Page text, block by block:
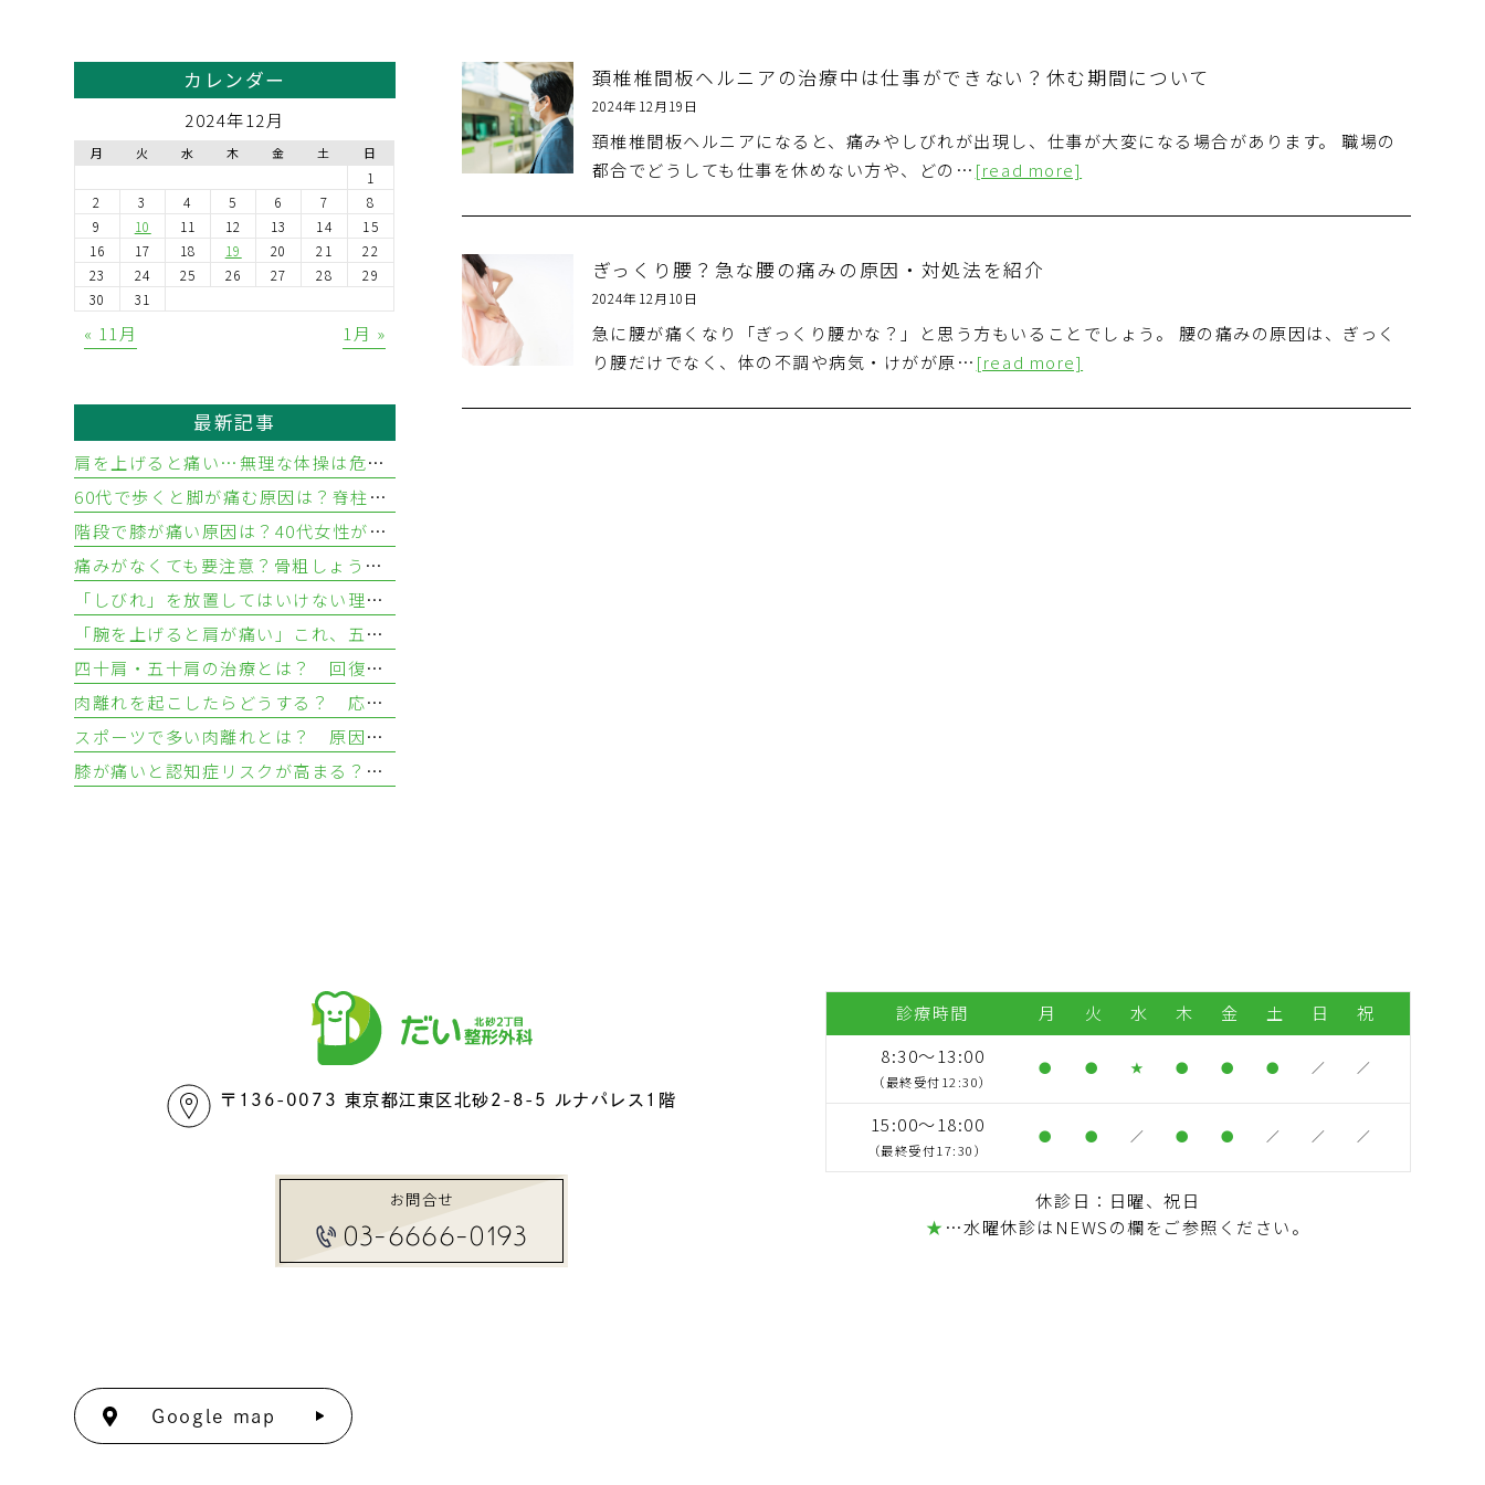
頚椎椎間板ヘルニアの治療中は仕事ができない？休む期間について
2024年12月19日
頚椎椎間板ヘルニアになると、痛みやしびれが出現し、仕事が大変になる場合があります。 職場の
都合でどうしても仕事を休めない方や、どの… [read more]
ぎっくり腰？急な腰の痛みの原因・対処法を紹介
2024年12月10日
急に腰が痛くなり「ぎっくり腰かな？」と思う方もいることでしょう。 腰の痛みの原因は、ぎっく
り腰だけでなく、体の不調や病気・けがが原… [read more]
カレンダー
2024年12月
月 火 水 木 金 土 日
1
2
3 4 5 6 7
8
9
10 11 12 13 14
15
16
17 18 19 20 21
22
23
24 25 26 27 28
29
30
31
« 11月 1月 »
最新記事
肩を上げると痛い…無理な体操は危険？五十肩と腱板断裂の違いと見分け方
60代で歩くと脚が痛む原因は？脊柱管狭窄症と血流障害の違い
階段で膝が痛い原因は？40代女性が知るべき3つの疾患と対処法
痛みがなくても要注意？骨粗しょう症を放置する骨折リスクと検査法
「しびれ」を放置してはいけない理由—手足のしびれが示す疾患とは
「腕を上げると肩が痛い」これ、五十肩じゃないかも？ 肩腱板損傷との違いについて
四十肩・五十肩の治療とは？ 回復を目指す治し方とリハビリ
肉離れを起こしたらどうする？ 応急処置と治し方
スポーツで多い肉離れとは？ 原因・症状・起こりやすい部位を解説
膝が痛いと認知症リスクが高まる？ 変形性膝関節症から考える健康リスク
〒136-0073 東京都江東区北砂2-8-5 ルナパレス1階
お問合せ
03-6666-0193
診療時間 月 火 水 木 金 土 日
祝
8:30～13:00
（最終受付12:30）
● ● ★ ● ● ● ／ ／
15:00～18:00
（最終受付17:30）
● ● ／ ● ● ／ ／ ／
休診日：日曜、祝日
★ …水曜休診はNEWSの欄をご参照ください。
Google map